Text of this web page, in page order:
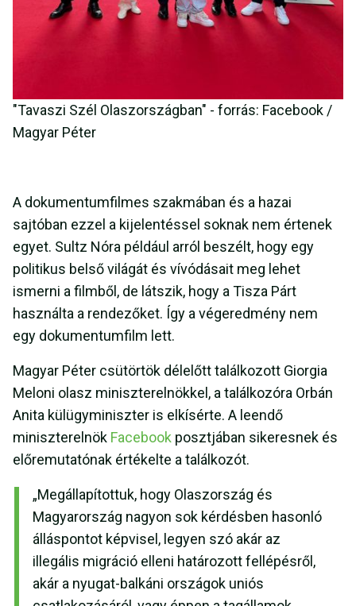
"Tavaszi Szél Olaszországban" - forrás: Facebook /
Magyar Péter
A dokumentumfilmes szakmában és a hazai
sajtóban ezzel a kijelentéssel soknak nem értenek
egyet. Sultz Nóra például arról beszélt, hogy egy
politikus belső világát és vívódásait meg lehet
ismerni a filmből, de látszik, hogy a Tisza Párt
használta a rendezőket. Így a végeredmény nem
egy dokumentumfilm lett.
Magyar Péter csütörtök délelőtt találkozott Giorgia
Meloni olasz miniszterelnökkel, a találkozóra Orbán
Anita külügyminiszter is elkísérte. A leendő
miniszterelnök Facebook posztjában sikeresnek és
előremutatónak értékelte a találkozót.
„Megállapítottuk, hogy Olaszország és
Magyarország nagyon sok kérdésben hasonló
álláspontot képvisel, legyen szó akár az
illegális migráció elleni határozott fellépésről,
akár a nyugat-balkáni országok uniós